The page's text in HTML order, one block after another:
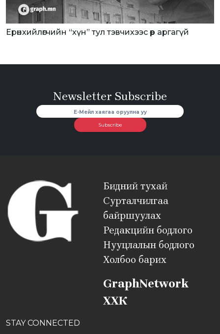
Ерөнхийлөгчийн “хүн” тул тэвчихээс өөр аргагүй
Newsletter Subscribe
Subscribe
Бидний тухай
Сурталчилгаа
байршуулах
Редакцийн бодлого
Нууцлалын бодлого
Холбоо барих
GraphNetwork
ХХК
STAY CONNECTED